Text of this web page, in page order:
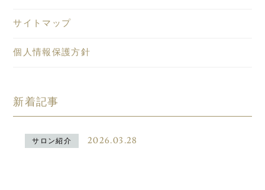
サイトマップ
個人情報保護方針
新着記事
サロン紹介 2026.03.28